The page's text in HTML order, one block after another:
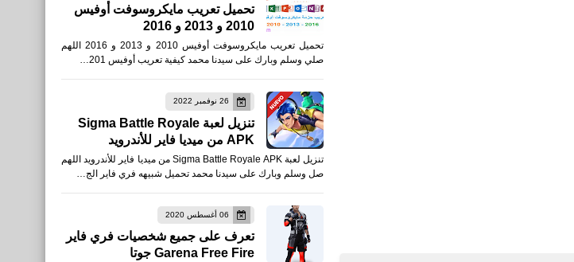
تحميل تعريب مايكروسوفت أوفيس
2010 و 2013 و 2016
تحميل تعريب مايكروسوفت أوفيس 2010 و 2013 و 2016 اللهم
صلي وسلم وبارك على سيدنا محمد كيفية تعريب أوفيس 201…
26 نوفمبر 2022
تنزيل لعبة Sigma Battle Royale
APK من ميديا فاير للأندرويد
تنزيل لعبة Sigma Battle Royale APK من ميديا فاير للأندرويد اللهم
صل وسلم وبارك على سيدنا محمد تحميل شبيهه فري فاير الج…
06 أغسطس 2020
تعرف على جميع شخصيات فري فاير
Garena Free Fire جوتا
تحميل PUBG MOBILE ببجي
موبايل من App Store
Google Play TapTap
apkpure uptodown
نطبيقات
Store